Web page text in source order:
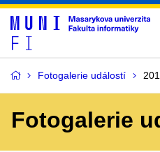
Fotogalerie událostí
Fotogalerie